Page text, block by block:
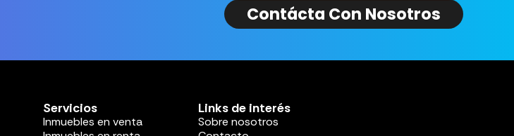
Contácta Con Nosotros
Servicios
Inmuebles en venta
Links de interés
Sobre nosotros